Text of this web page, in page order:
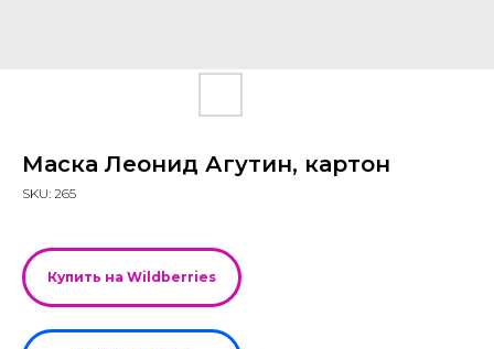
Маска Леонид Агутин, картон
SKU: 265
Купить на Wildberries